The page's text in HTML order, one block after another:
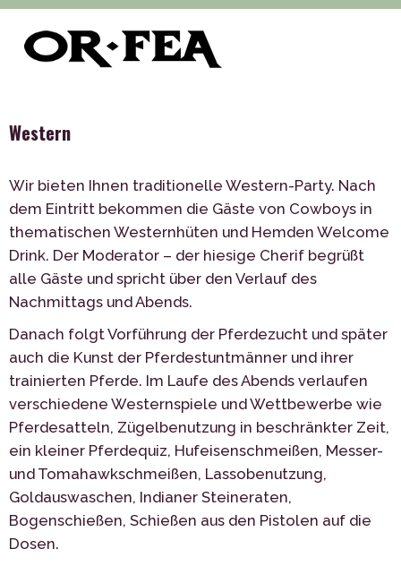
of-fea, programmzentrum > Služby
Veranstaltungen
> Western
Western
Wir bieten Ihnen traditionelle Western-Party. Nach
dem Eintritt bekommen die Gäste von Cowboys in
thematischen Westernhüten und Hemden Welcome
Drink. Der Moderator – der hiesige Cherif begrüßt
alle Gäste und spricht über den Verlauf des
Nachmittags und Abends.
Danach folgt Vorführung der Pferdezucht und später
auch die Kunst der Pferdestuntmänner und ihrer
trainierten Pferde. Im Laufe des Abends verlaufen
verschiedene Westernspiele und Wettbewerbe wie
Pferdesatteln, Zügelbenutzung in beschränkter Zeit,
ein kleiner Pferdequiz, Hufeisenschmeißen, Messer-
und Tomahawkschmeißen, Lassobenutzung,
Goldauswaschen, Indianer Steineraten,
Bogenschießen, Schießen aus den Pistolen auf die
Dosen.